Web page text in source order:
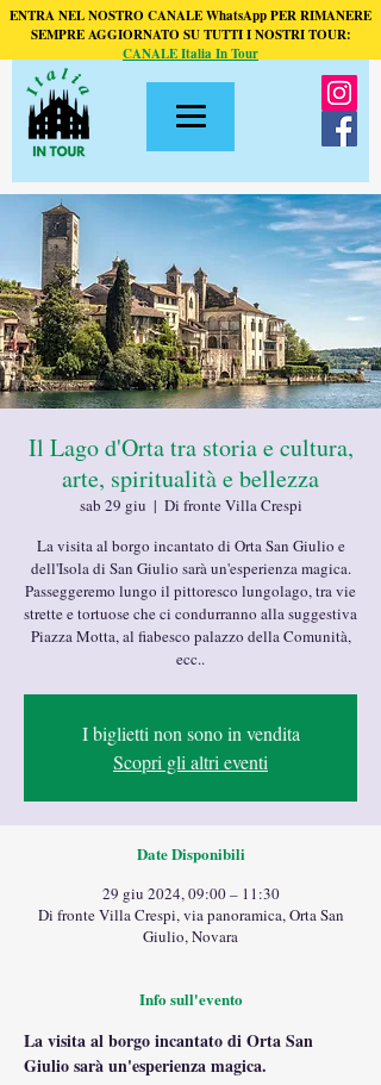
ENTRA NEL NOSTRO CANALE WhatsApp PER RIMANERE
SEMPRE AGGIORNATO SU TUTTI I NOSTRI TOUR:
CANALE Italia In Tour
Il Lago d'Orta tra storia e cultura,
arte, spiritualità e bellezza
sab 29 giu
  |
Di fronte Villa Crespi
La visita al borgo incantato di Orta San Giulio e
dell'Isola di San Giulio sarà un'esperienza magica.
Passeggeremo lungo il pittoresco lungolago, tra vie
strette e tortuose che ci condurranno alla suggestiva
Piazza Motta, al fiabesco palazzo della Comunità,
ecc..
I biglietti non sono in vendita
Scopri gli altri eventi
Date Disponibili
29 giu 2024, 09:00 – 11:30
Di fronte Villa Crespi, via panoramica, Orta San
Giulio, Novara
Info sull'evento
La visita al borgo incantato di Orta San
Giulio sarà un'esperienza magica.